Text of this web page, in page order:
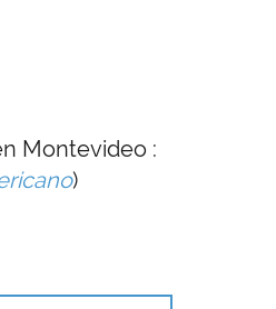
Montevideo :
)